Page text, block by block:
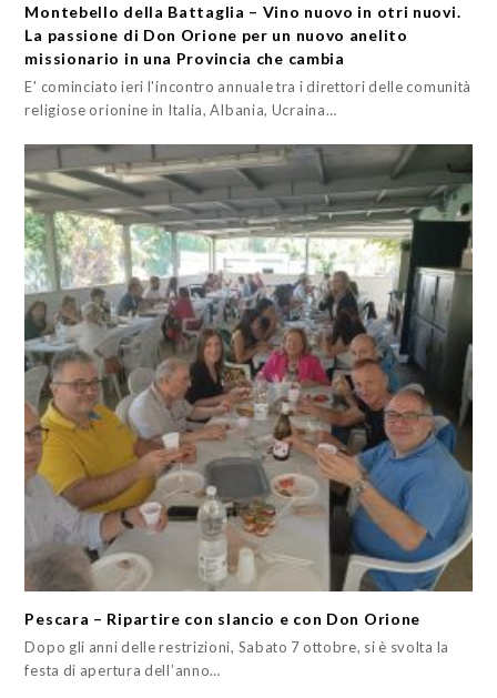
Montebello della Battaglia – Vino nuovo in otri nuovi.
La passione di Don Orione per un nuovo anelito
missionario in una Provincia che cambia
E' cominciato ieri l'incontro annuale tra i direttori delle comunità
religiose orionine in Italia, Albania, Ucraina…
Pescara – Ripartire con slancio e con Don Orione
Dopo gli anni delle restrizioni, Sabato 7 ottobre, si è svolta la
festa di apertura dell’anno…